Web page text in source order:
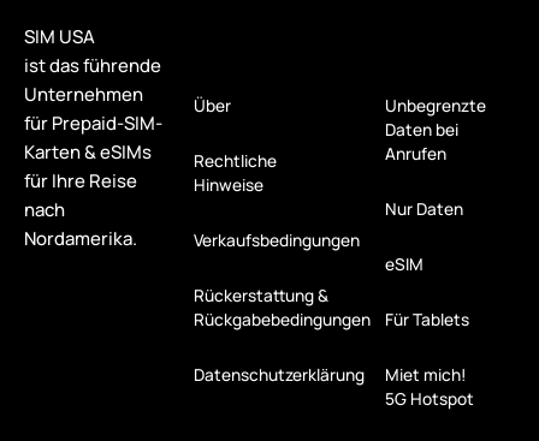
SIM USA
ist das führende
Unternehmen
für Prepaid-SIM-
Karten & eSIMs
für Ihre Reise
nach
Nordamerika.
Über
Rechtliche
Hinweise
Verkaufsbedingungen
Rückerstattung &
Rückgabebedingungen
Datenschutzerklärung
Unbegrenzte
Daten bei
Anrufen
Nur Daten
eSIM
Für Tablets
Miet mich!
5G Hotspot